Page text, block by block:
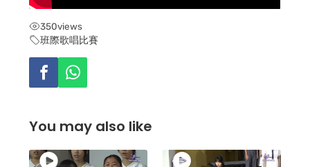
350views
班際歌唱比賽
You may also like